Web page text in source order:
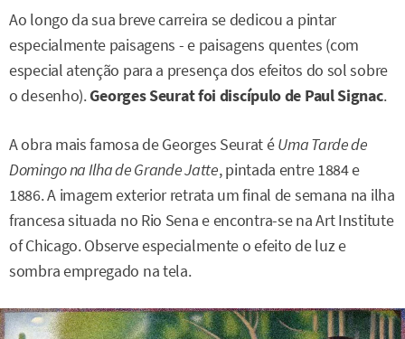
Ao longo da sua breve carreira se dedicou a pintar
especialmente paisagens - e paisagens quentes (com
especial atenção para a presença dos efeitos do sol sobre
o desenho).Georges Seurat foi discípulo de Paul Signac.
A obra mais famosa de Georges Seurat éUma Tarde de
Domingo na Ilha de Grande Jatte, pintada entre 1884 e
1886. A imagem exterior retrata um final de semana na ilha
francesa situada no Rio Sena e encontra-se na Art Institute
of Chicago. Observe especialmente o efeito de luz e
sombra empregado na tela.